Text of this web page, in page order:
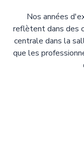
Nos années
reflètent dans des
centrale dans la
que les